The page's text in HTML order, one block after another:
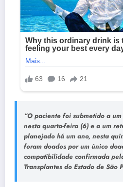
“O paciente foi submetido a
nesta quarta-feira (6) e a um
planejado há um ano, nesta
foram doados por um único
compatibilidade confirmada
Transplantes do Estado de São